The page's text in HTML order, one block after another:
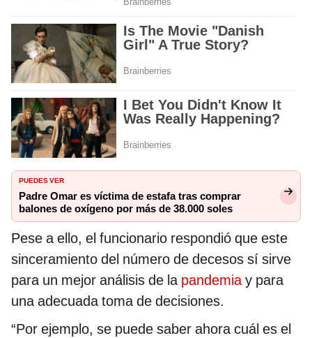
PUEDES VER
Padre Omar es víctima de estafa tras comprar
balones de oxígeno por más de 38.000 soles
Pese a ello, el funcionario respondió que este
sinceramiento del número de decesos sí sirve
para un mejor análisis de la pandemiay para
una adecuada toma de decisiones.
“Por ejemplo, se puede saber ahora cuál es el